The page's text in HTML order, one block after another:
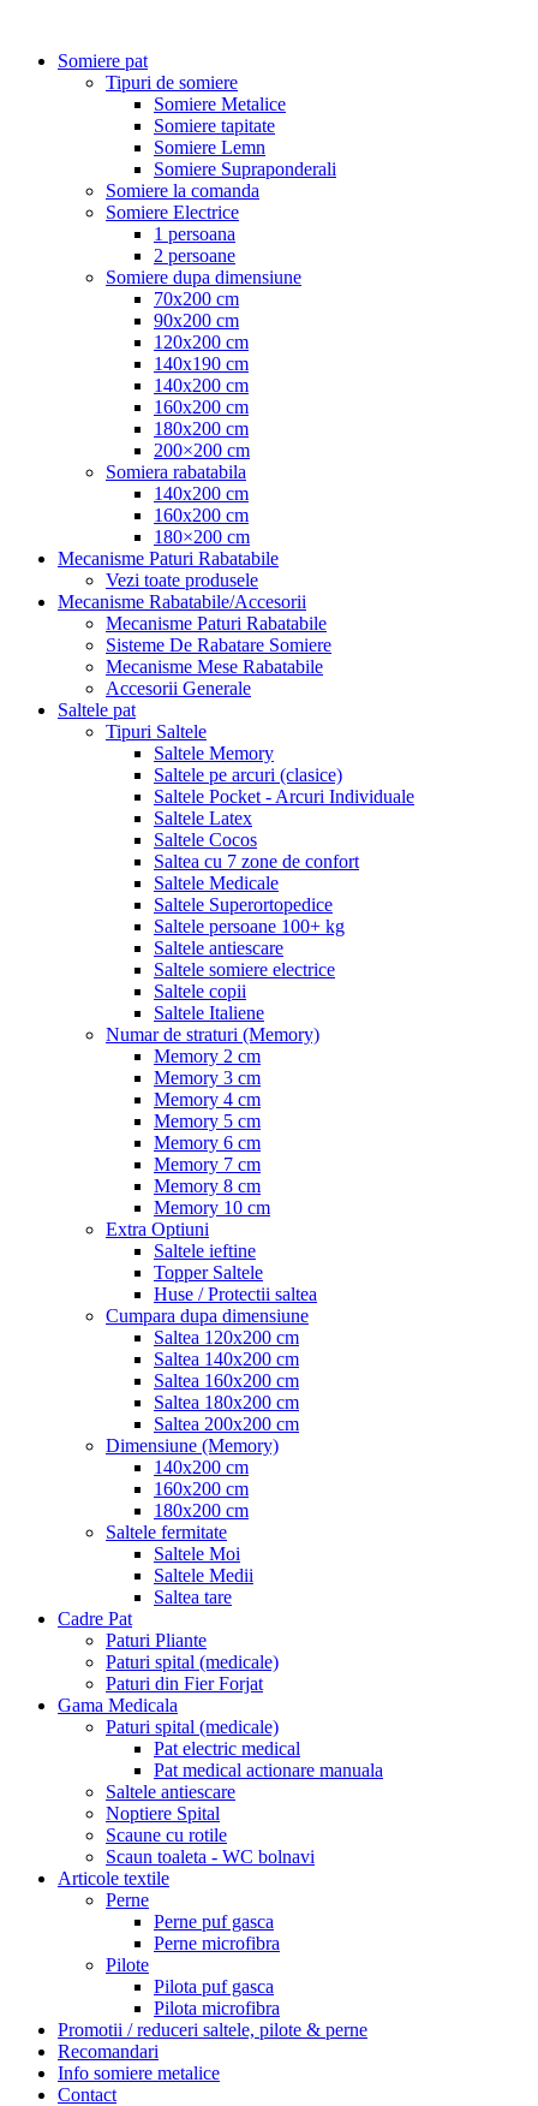
Somiere pat
Tipuri de somiere
Somiere Metalice
Somiere tapitate
Somiere Lemn
Somiere Supraponderali
Somiere la comanda
Somiere Electrice
1 persoana
2 persoane
Somiere dupa dimensiune
70x200 cm
90x200 cm
120x200 cm
140x190 cm
140x200 cm
160x200 cm
180x200 cm
200×200 cm
Somiera rabatabila
140x200 cm
160x200 cm
180×200 cm
Mecanisme Paturi Rabatabile
Vezi toate produsele
Mecanisme Rabatabile/Accesorii
Mecanisme Paturi Rabatabile
Sisteme De Rabatare Somiere
Mecanisme Mese Rabatabile
Accesorii Generale
Saltele pat
Tipuri Saltele
Saltele Memory
Saltele pe arcuri (clasice)
Saltele Pocket - Arcuri Individuale
Saltele Latex
Saltele Cocos
Saltea cu 7 zone de confort
Saltele Medicale
Saltele Superortopedice
Saltele persoane 100+ kg
Saltele antiescare
Saltele somiere electrice
Saltele copii
Saltele Italiene
Numar de straturi (Memory)
Memory 2 cm
Memory 3 cm
Memory 4 cm
Memory 5 cm
Memory 6 cm
Memory 7 cm
Memory 8 cm
Memory 10 cm
Extra Optiuni
Saltele ieftine
Topper Saltele
Huse / Protectii saltea
Cumpara dupa dimensiune
Saltea 120x200 cm
Saltea 140x200 cm
Saltea 160x200 cm
Saltea 180x200 cm
Saltea 200x200 cm
Dimensiune (Memory)
140x200 cm
160x200 cm
180x200 cm
Saltele fermitate
Saltele Moi
Saltele Medii
Saltea tare
Cadre Pat
Paturi Pliante
Paturi spital (medicale)
Paturi din Fier Forjat
Gama Medicala
Paturi spital (medicale)
Pat electric medical
Pat medical actionare manuala
Saltele antiescare
Noptiere Spital
Scaune cu rotile
Scaun toaleta - WC bolnavi
Articole textile
Perne
Perne puf gasca
Perne microfibra
Pilote
Pilota puf gasca
Pilota microfibra
Promotii / reduceri saltele, pilote & perne
Recomandari
Info somiere metalice
Contact